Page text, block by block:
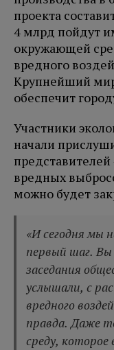
проекта
4 млрд пойдут
окружающей
вредного
Крупнейший
обеспечит
Участники
начали
вредных
можно будет
«И сегодня мы
первый шаг. Вы
заседания
услышали, с
вредного
правда. Даже
среду,